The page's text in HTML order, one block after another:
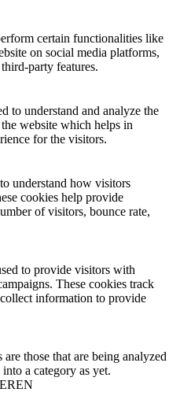
certain functionalities like
on social media platforms,
party features.
to understand and analyze the
website which helps in
for the visitors.
understand how visitors
cookies help provide
of visitors, bounce rate,
to provide visitors with
These cookies track
information to provide
those that are being analyzed
a category as yet.